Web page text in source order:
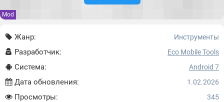
Mod
Жанр: Инструменты
Разработчик: Eco Mobile Tools
Система: Android 7
Дата обновления: 1.02.2026
Просмотры: 345